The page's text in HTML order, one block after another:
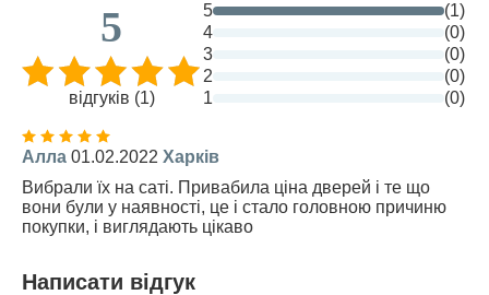
5
відгуків (1)
5
(1)
4
(0)
3
(0)
2
(0)
1
(0)
Алла 01.02.2022 Харків
Вибрали їх на саті. Привабила ціна дверей і те що
вони були у наявності, це і стало головною причиню
покупки, і виглядають цікаво
Написати відгук